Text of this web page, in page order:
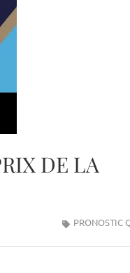
DE LA
PRONOSTIC